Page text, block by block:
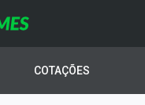
COTAÇÕES